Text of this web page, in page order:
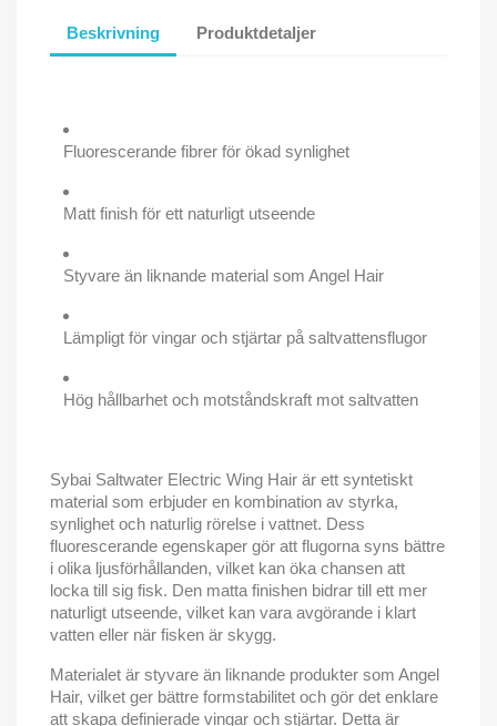
Beskrivning Produktdetaljer
Fluorescerande fibrer för ökad synlighet
Matt finish för ett naturligt utseende
Styvare än liknande material som Angel Hair
Lämpligt för vingar och stjärtar på saltvattensflugor
Hög hållbarhet och motståndskraft mot saltvatten
Sybai Saltwater Electric Wing Hair är ett syntetiskt
material som erbjuder en kombination av styrka,
synlighet och naturlig rörelse i vattnet. Dess
fluorescerande egenskaper gör att flugorna syns bättre
i olika ljusförhållanden, vilket kan öka chansen att
locka till sig fisk. Den matta finishen bidrar till ett mer
naturligt utseende, vilket kan vara avgörande i klart
vatten eller när fisken är skygg.
Materialet är styvare än liknande produkter som Angel
Hair, vilket ger bättre formstabilitet och gör det enklare
att skapa definierade vingar och stjärtar. Detta är